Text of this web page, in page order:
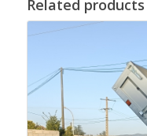
Related products